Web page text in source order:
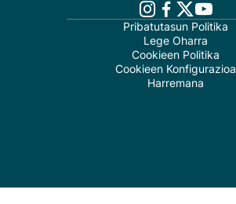
Pribatutasun Politika
Lege Oharra
Cookieen Politika
Cookieen Konfigurazioa
Harremana